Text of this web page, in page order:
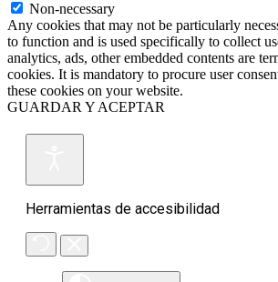
Non-necessary
Any cookies that may not be particularly
to function and is used specifically to collect
analytics, ads, other embedded contents are
cookies. It is mandatory to procure user
these cookies on your website.
GUARDAR Y ACEPTAR
Herramientas de accesibilidad